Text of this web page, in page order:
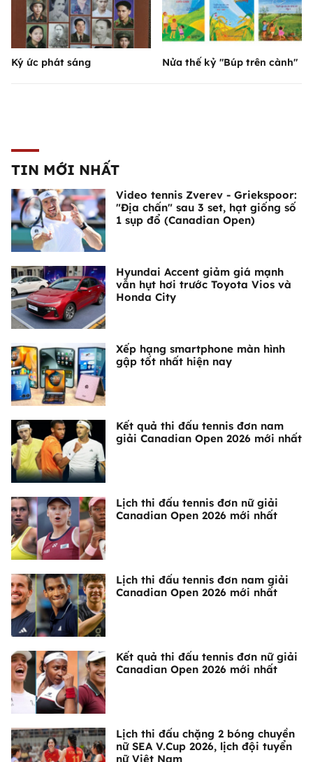
Ký ức phát sáng Nửa thế kỷ "Búp trên cành"
TIN MỚI NHẤT
Video tennis Zverev - Griekspoor:
"Địa chấn" sau 3 set, hạt giống số
1 sụp đổ (Canadian Open)
Hyundai Accent giảm giá mạnh
vẫn hụt hơi trước Toyota Vios và
Honda City
Xếp hạng smartphone màn hình
gập tốt nhất hiện nay
Kết quả thi đấu tennis đơn nam
giải Canadian Open 2026 mới nhất
Lịch thi đấu tennis đơn nữ giải
Canadian Open 2026 mới nhất
Lịch thi đấu tennis đơn nam giải
Canadian Open 2026 mới nhất
Kết quả thi đấu tennis đơn nữ giải
Canadian Open 2026 mới nhất
Lịch thi đấu chặng 2 bóng chuyền
nữ SEA V.Cup 2026, lịch đội tuyển
nữ Việt Nam